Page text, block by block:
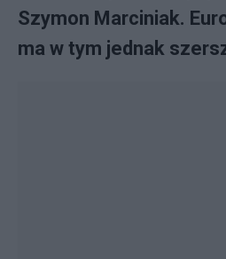
Szymon Marciniak.
ma w tym jednak